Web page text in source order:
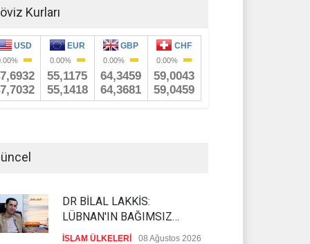
Kurları
DR BİLAL LAKKİS:
LÜBNAN'IN BAĞIMSIZ
OLMASI İSTENMİYOR
İSLAM ÜLKELERİ 08 Ağustos 2026